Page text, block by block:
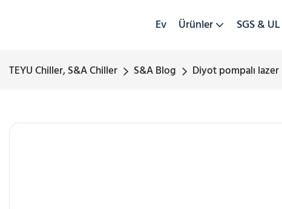
Ev Ürünler SGS &
TEYU Chiller, S&A Chiller S&A Blog Diyot pompalı